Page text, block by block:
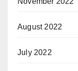
August 2022
July 2022